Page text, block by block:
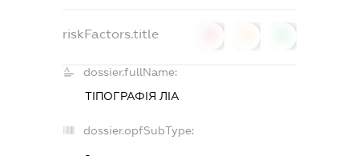
riskFactors.title
dossier.fullName:
ТІПОГРАФІЯ ЛІА
dossier.opfSubType:
-